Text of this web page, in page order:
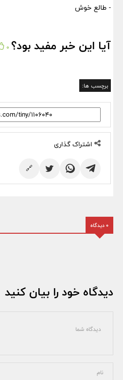
- طالع خوش
آیا این خبر مفید بود؟ 0
برچسب ها:
اشتراک گذاری
🔗
0 دیدگاه
دیدگاه خود را بیان کنید